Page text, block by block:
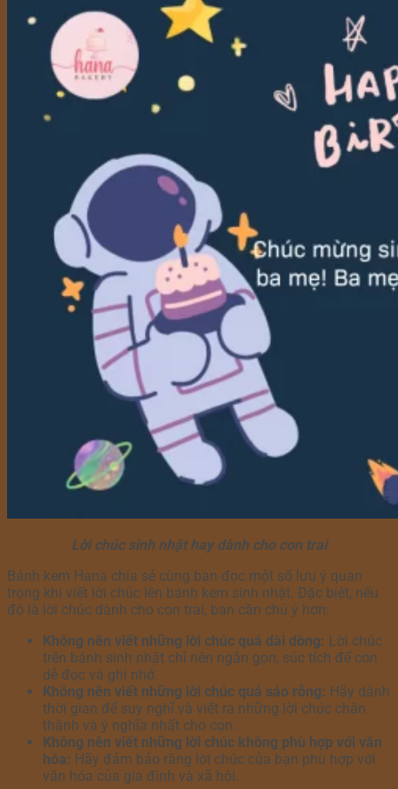
Lời chúc sinh nhật hay dành cho con trai
Bánh kem Hana chia sẻ cùng bạn đọc một số lưu ý quan
trọng khi viết lời chúc lên bánh kem sinh nhật. Đặc biệt, nếu
đó là lời chúc dành cho con trai, bạn cần chú ý hơn:
Không nên viết những lời chúc quá dài dòng: Lời chúc
trên bánh sinh nhật chỉ nên ngắn gọn, súc tích để con
dễ đọc và ghi nhớ.
Không nên viết những lời chúc quá sáo rỗng: Hãy dành
thời gian để suy nghĩ và viết ra những lời chúc chân
thành và ý nghĩa nhất cho con.
Không nên viết những lời chúc không phù hợp với văn
hóa: Hãy đảm bảo rằng lời chúc của bạn phù hợp với
văn hóa của gia đình và xã hội.